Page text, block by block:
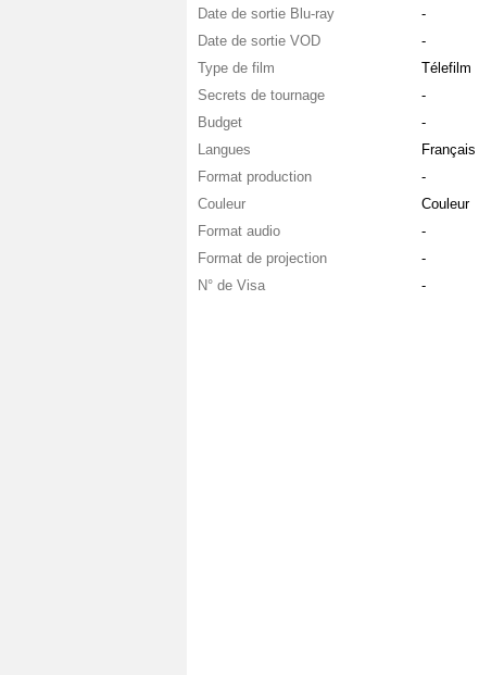
Date de sortie Blu-ray
-
Date de sortie VOD
-
Type de film
Télefilm
Secrets de tournage
-
Budget
-
Langues
Français
Format production
-
Couleur
Couleur
Format audio
-
Format de projection
-
N° de Visa
-